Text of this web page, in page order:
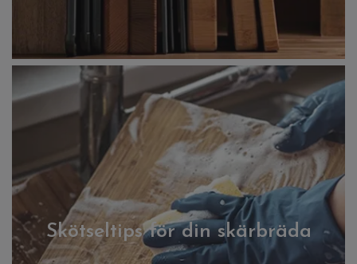
Skötseltips för din skärbräda